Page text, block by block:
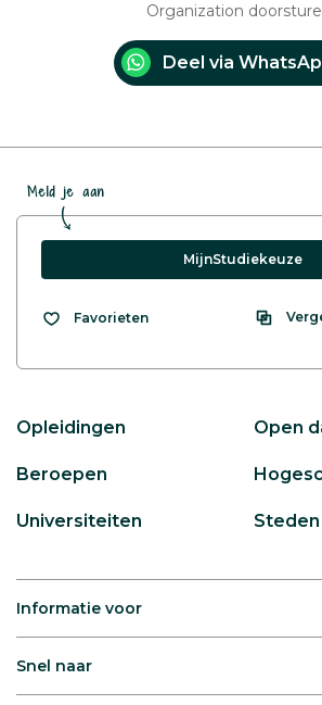
Organization
Deel via
Meld je aan
MijnStudiekeuze
Favorieten
Opleidingen Open
Beroepen
Universiteiten Steden
Informatie voor
Snel naar